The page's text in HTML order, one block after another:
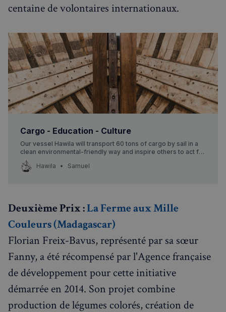
centaine de volontaires internationaux.
Cargo - Education - Culture
Our vessel Hawila will transport 60 tons of cargo by sail in a
clean environmental-friendly way and inspire others to act for
changes.
Hawila
Samuel
Deuxième Prix :La Ferme aux Mille
Couleurs (Madagascar)
Florian Freix-Bavus, représenté par sa sœur
Fanny, a été récompensé par l'Agence française
de développement pour cette initiative
démarrée en 2014. Son projet combine
production de légumes colorés, création de